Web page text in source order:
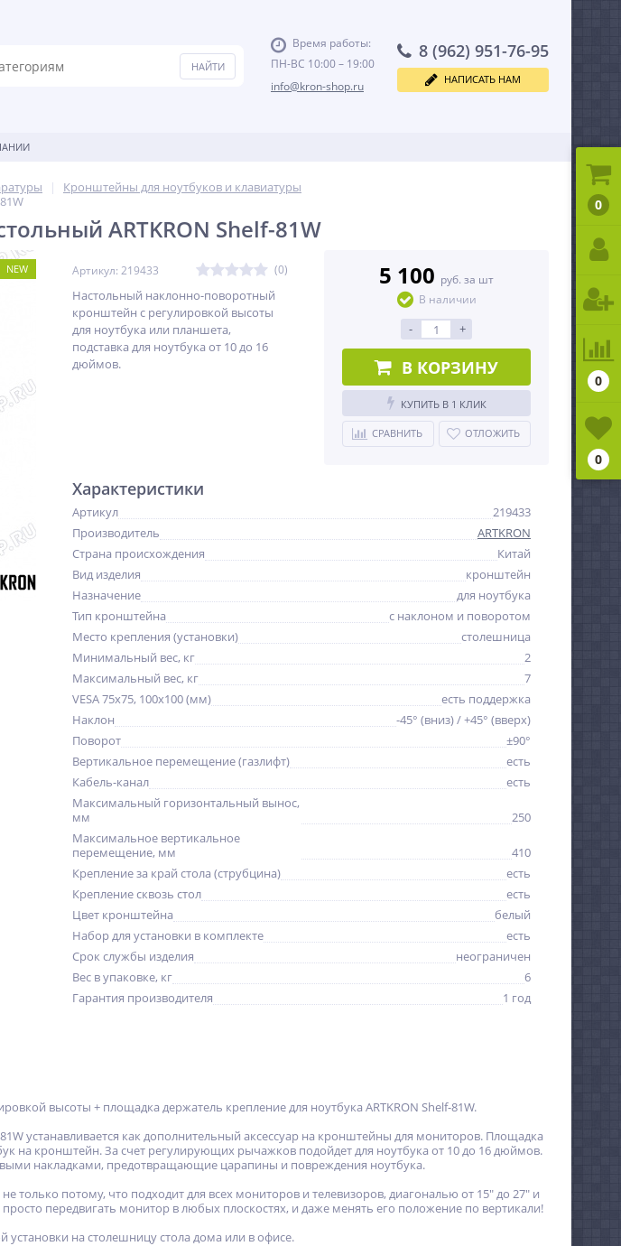
Время работы:
ПН-ВС 10:00 – 19:00
info@kron-shop.ru
8 (962) 951-76-95
НАПИСАТЬ НАМ
Кронштейны для ноутбуков и клавиатуры
ARTKRON Shelf-81W
NEW Артикул: 219433 (0)
Настольный наклонно-поворотный
кронштейн с регулировкой высоты
для ноутбука или планшета,
подставка для ноутбука от 10 до 16
дюймов.
5 100 руб. за шт
В наличии
- +
В КОРЗИНУ
КУПИТЬ В 1 КЛИК
СРАВНИТЬ ОТЛОЖИТЬ
Характеристики
Артикул
219433
Производитель
ARTKRON
Страна происхождения
Китай
Вид изделия
кронштейн
Назначение
для ноутбука
Тип кронштейна
с наклоном и поворотом
Место крепления (установки)
столешница
Минимальный вес, кг
2
Максимальный вес, кг
7
VESA 75x75, 100x100 (мм)
есть поддержка
Наклон
-45° (вниз) / +45° (вверх)
Поворот
±90°
Вертикальное перемещение (газлифт)
есть
Кабель-канал
есть
Максимальный горизонтальный вынос,
мм
250
Максимальное вертикальное
перемещение, мм
410
Крепление за край стола (струбцина)
есть
Крепление сквозь стол
есть
Цвет кронштейна
белый
Набор для установки в комплекте
есть
Срок службы изделия
неограничен
Вес в упаковке, кг
6
Гарантия производителя
1 год
высоты + площадка держатель крепление для ноутбука ARTKRON Shelf-81W.
устанавливается как дополнительный аксессуар на кронштейны для мониторов. Площадка
на кронштейн. За счет регулирующих рычажков подойдет для ноутбука от 10 до 16 дюймов.
накладками, предотвращающие царапины и повреждения ноутбука.
только потому, что подходит для всех мониторов и телевизоров, диагональю от 15" до 27" и
просто передвигать монитор в любых плоскостях, и даже менять его положение по вертикали!
установки на столешницу стола дома или в офисе.
0
0
0